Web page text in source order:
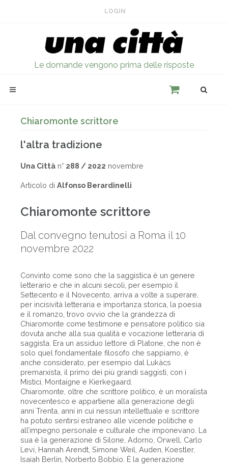
LOGIN
Le domande vengono prima delle risposte
Chiaromonte scrittore
l'altra tradizione
Una Città n° 288 / 2022 novembre
Articolo di Alfonso Berardinelli
Chiaromonte scrittore
Dal convegno tenutosi a Roma il 10
novembre 2022
Convinto come sono che la saggistica è un genere
letterario e che in alcuni secoli, per esempio il
Settecento e il Novecento, arriva a volte a superare,
per incisività letteraria e importanza storica, la poesia
e il romanzo, trovo ovvio che la grandezza di
Chiaromonte come testimone e pensatore politico sia
dovuta anche alla sua qualità e vocazione letteraria di
saggista. Era un assiduo lettore di Platone, che non è
solo quel fondamentale filosofo che sappiamo, è
anche considerato, per esempio dal Lukàcs
premarxista, il primo dei più grandi saggisti, con i
Mistici, Montaigne e Kierkegaard.
Chiaromonte, oltre che scrittore politico, è un moralista
novecentesco e appartiene alla generazione degli
anni Trenta, anni in cui nessun intellettuale e scrittore
ha potuto sentirsi estraneo alle vicende politiche e
all’impegno personale e culturale che imponevano. La
sua è la generazione di Silone, Adorno, Orwell, Carlo
Levi, Hannah Arendt, Simone Weil, Auden, Koestler,
Isaiah Berlin, Norberto Bobbio. È la generazione